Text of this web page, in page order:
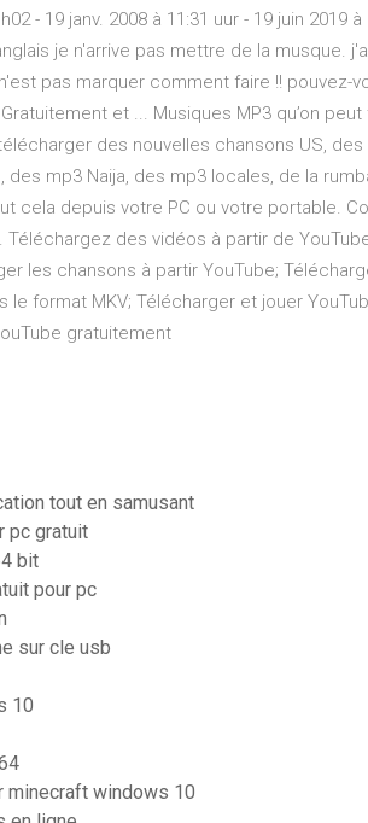
- 19 janv. 2008 à 11:31 uur - 19 juin 2019
je n'arrive pas mettre de la musque.
pas marquer comment faire !! pouvez-
et ... Musiques MP3 qu’on
des nouvelles chansons US,
des mp3 Naija, des mp3 locales, de la
cela depuis votre PC ou votre portable.
des vidéos à partir de
les chansons à partir YouTube;
format MKV; Télécharger et jouer
gratuitement
tout en samusant
pc gratuit
bit
pour pc
sur cle usb
10
minecraft windows 10